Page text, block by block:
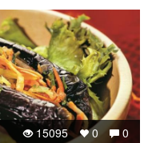
0
0
15095